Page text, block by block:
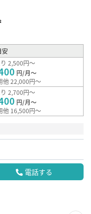
安
2,500円～
円/月～
他 22,000円～
2,700円～
円/月～
他 16,500円～
電話する